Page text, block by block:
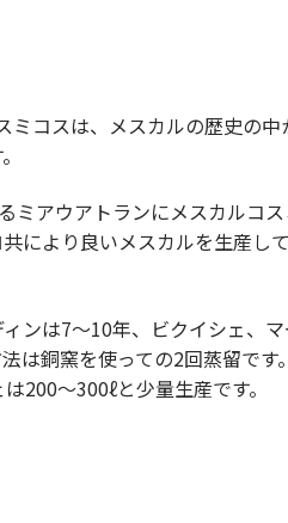
ミコスは、メスカルの歴史の
ミアウアトランにメスカルコ
により良いメスカルを生産し
ンは7～10年、ビクイシェ、
は銅窯を使っての2回蒸留です
200～300ℓと少量生産です。